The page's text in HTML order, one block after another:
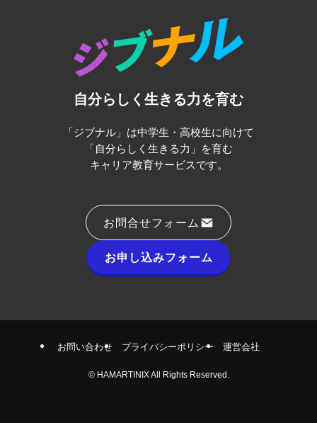
自分らしく生きる力を育む
「ジブナル」は中学生・高校生に向けて
「自分らしく生きる力」を育む
キャリア教育サービスです。
お問合せフォーム
お申し込みフォーム
お問い合わせ プライバシーポリシー 運営会社
©HAMARTINIX All Rights Reserved.